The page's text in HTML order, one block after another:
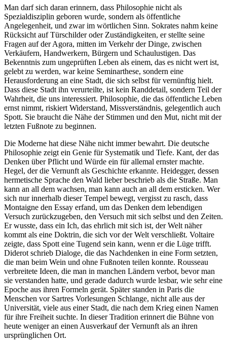
Man darf sich daran erinnern, dass Philosophie nicht als
Spezialdisziplin geboren wurde, sondern als öffentliche
Angelegenheit, und zwar im wörtlichen Sinn. Sokrates nahm keine
Rücksicht auf Türschilder oder Zuständigkeiten, er stellte seine
Fragen auf der Agora, mitten im Verkehr der Dinge, zwischen
Verkäufern, Handwerkern, Bürgern und Schaulustigen. Das
Bekenntnis zum ungeprüften Leben als einem, das es nicht wert ist,
gelebt zu werden, war keine Seminarthese, sondern eine
Herausforderung an eine Stadt, die sich selbst für vernünftig hielt.
Dass diese Stadt ihn verurteilte, ist kein Randdetail, sondern Teil der
Wahrheit, die uns interessiert. Philosophie, die das öffentliche Leben
ernst nimmt, riskiert Widerstand, Missverständnis, gelegentlich auch
Spott. Sie braucht die Nähe der Stimmen und den Mut, nicht mit der
letzten Fußnote zu beginnen.
Die Moderne hat diese Nähe nicht immer bewahrt. Die deutsche
Philosophie zeigt ein Genie für Systematik und Tiefe. Kant, der das
Denken über Pflicht und Würde ein für allemal ernster machte.
Hegel, der die Vernunft als Geschichte erkannte. Heidegger, dessen
hermetische Sprache den Wald lieber beschrieb als die Straße. Man
kann an all dem wachsen, man kann auch an all dem ersticken. Wer
sich nur innerhalb dieser Tempel bewegt, vergisst zu rasch, dass
Montaigne den Essay erfand, um das Denken dem lebendigen
Versuch zurückzugeben, den Versuch mit sich selbst und den Zeiten.
Er wusste, dass ein Ich, das ehrlich mit sich ist, der Welt näher
kommt als eine Doktrin, die sich vor der Welt verschließt. Voltaire
zeigte, dass Spott eine Tugend sein kann, wenn er die Lüge trifft.
Diderot schrieb Dialoge, die das Nachdenken in eine Form setzten,
die man beim Wein und ohne Fußnoten teilen konnte. Rousseau
verbreitete Ideen, die man in manchen Ländern verbot, bevor man
sie verstanden hatte, und gerade dadurch wurde lesbar, wie sehr eine
Epoche aus ihren Formeln gerät. Später standen in Paris die
Menschen vor Sartres Vorlesungen Schlange, nicht alle aus der
Universität, viele aus einer Stadt, die nach dem Krieg einen Namen
für ihre Freiheit suchte. In dieser Tradition erinnert die Bühne von
heute weniger an einen Ausverkauf der Vernunft als an ihren
ursprünglichen Ort.